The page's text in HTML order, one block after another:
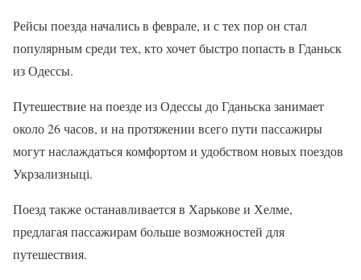
Рейсы поезда начались в феврале, и с тех пор он стал
популярным среди тех, кто хочет быстро попасть в Гданьск
из Одессы.
Путешествие на поезде из Одессы до Гданьска занимает
около 26 часов, и на протяжении всего пути пассажиры
могут наслаждаться комфортом и удобством новых поездов
Укрзализныці.
Поезд также останавливается в Харькове и Хелме,
предлагая пассажирам больше возможностей для
путешествия.